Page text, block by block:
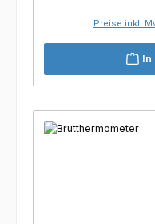
Preise inkl.
In